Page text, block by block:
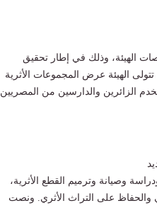
الهيئة، وذلك في إطار تحقيق
الهيئة عرض المجموعات الأثرية
الزائرين والدارسين من المصريين
وصيانة وترميم القطع الأثرية،
والحفاظ على التراث الأثري. ونصت